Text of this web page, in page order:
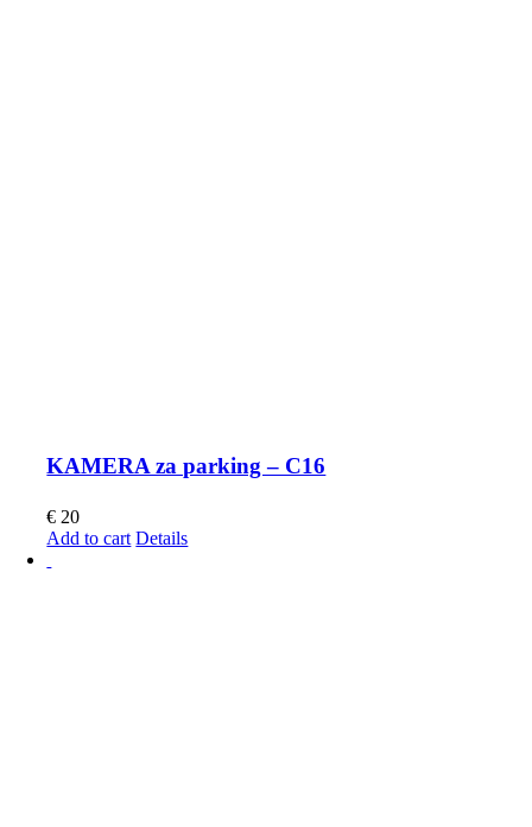
KAMERA za parking – C16
€ 20
Add to cart Details